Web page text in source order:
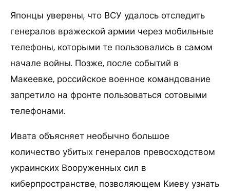
Японцы уверены, что ВСУ удалось отследить
генералов вражеской армии через мобильные
телефоны, которыми те пользовались в самом
начале войны. Позже, после событий в
Макеевке, российское военное командование
запретило на фронте пользоваться сотовыми
телефонами.
Ивата объясняет необычно большое
количество убитых генералов превосходством
украинских Вооруженных сил в
киберпространстве, позволяющем Киеву узнать